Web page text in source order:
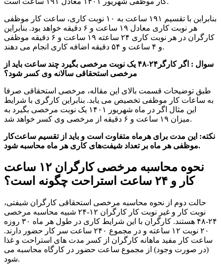
بنابراین با تقسیم ۱۹۱ ساعت به ۱۰ نوبت کاری، ساعت کار موظفی
هر نوبت کاری معادل ۱۹ ساعت و ۶ دقیقه خواهد بود. بنابراین
کارگران در هر نوبت کاری ۲۴ ساعته ۱۹ ساعت و ۶ دقیقه موظفی
و ۴ ساعت و ۵۴ دقیقه اضافه کاری انجام می دهند.
سوال : اگر کارگر۲۴-۴۸ یک نوبت مرخصی بگیرد چند ساعت باید از
مرخصی استحقاقی سالانه وی کسر شود؟
طبق توضیحات قسمت بالای این مقاله، مرخصی استحقاقی صرفا
به ساعات کار موظفی تخصیص می یابد. بنابراین کارگری با شرایط
این مثال اگر در ماه شهریور ۱۴۰۱ یک نوبت مرخصی بگیرد به
میزان ۱۹ ساعت و ۶ دقیقه از مرخصی وی کسر خواهد شد.
نکته: این مدت برای هر‌ماه متفاوت است و باید از تقسیم ساعت‌کار
موظفی هر ماه بر تعداد شیفت‌های کاری هر ماه محاسبه شود.
نحوه محاسبه مرخصی کارگران ۱۲ ساعت
کار و ۲۴ ساعت استراحت چگونه است؟
حالت دوم از نحوه محاسبه مرخصی استحقاقی کارگران شیفتی،
نوبت کار و غیر نوبت کار کارگران ۱۲-۲۴ شبیه محاسبه مرخصی
۲۴-۴۸ هستند. کارگران با این شرایط کاری در طول هر ماه ۳۰ روزه
۲۰ نوبت ۱۲ ساعته و در مجموع ۲۴۰ ساعت سر کار حضور دارند.
ساعت کار مفید ماهانه کارگران از کسر مدت های استراحت و غذا
(در صورت وجود) از مجموع ساعت حضور در کارگاه محاسبه می
شود.